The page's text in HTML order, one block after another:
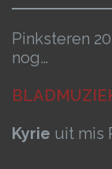
Pinksteren
nog…
Kyrie uit mis